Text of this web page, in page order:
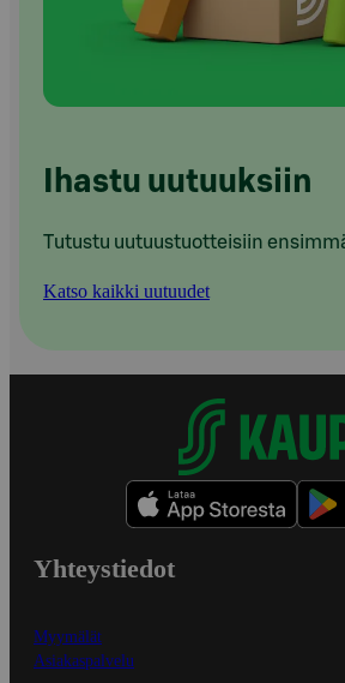
Ihastu uutuuksiin
Tutustu uutuustuotteisiin
Katso kaikki uutuudet
Yhteystiedot
Myymälät
Asiakaspalvelu